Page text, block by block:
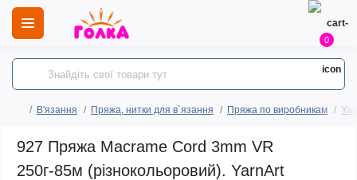
0
В'язання Пряжа, нитки для в`язання Пряжа по виробникам
927 Пряжа Macrame Cord 3mm VR
250г-85м (різнокольоровий). YarnArt